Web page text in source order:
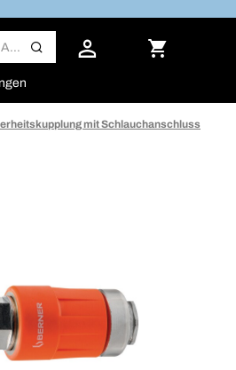
mit Schlauchanschluss